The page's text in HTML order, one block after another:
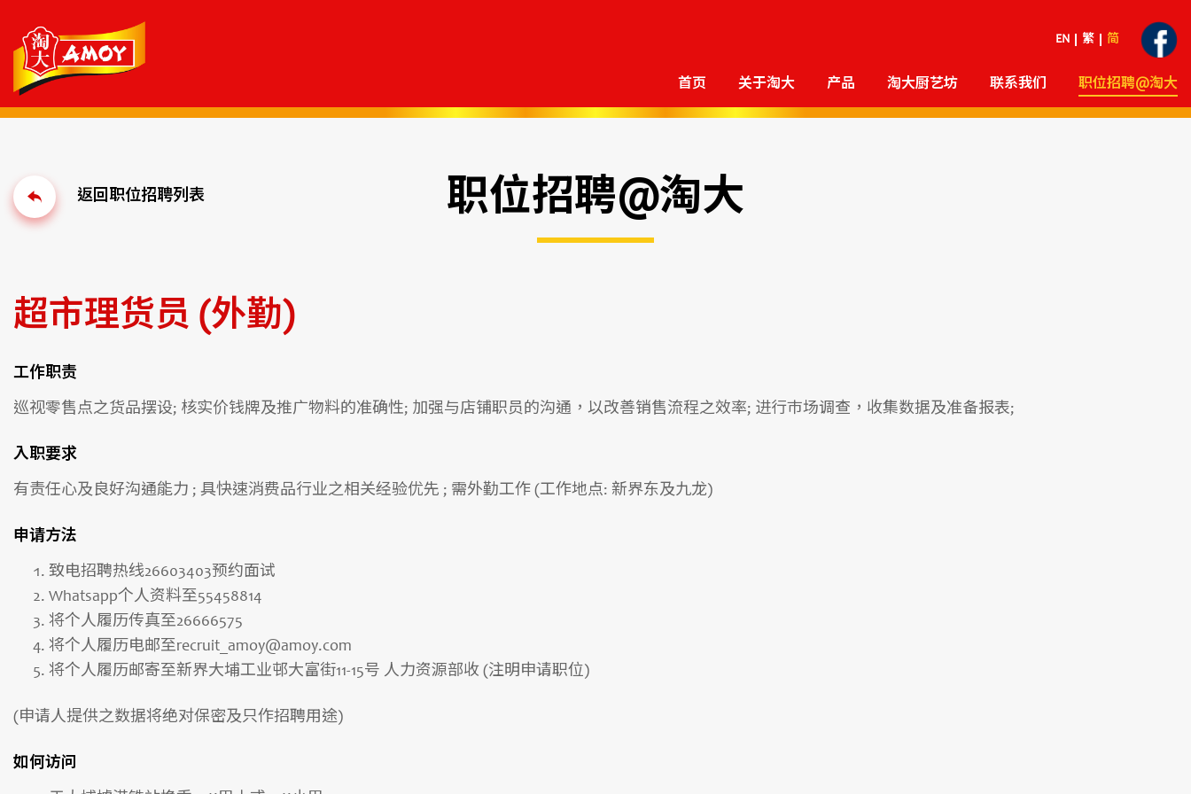
EN 繁 简
首页 关于淘大 产品 淘大厨艺坊 联系我们 职位招聘@淘大
职位招聘@淘大
超市理货员 (外勤)
工作职责
巡视零售点之货品摆设; 核实价钱牌及推广物料的准确性; 加强与店铺职员的沟通，以改善销售流程之效率; 进行巿场调查，收集数据及准备报表;
入职要求
有责任心及良好沟通能力 ; 具快速消费品行业之相关经验优先 ; 需外勤工作 (工作地点: 新界东及九龙)
申请方法
致电招聘热线26603403预约面试
Whatsapp个人资料至55458814
将个人履历传真至26666575
将个人履历电邮至recruit_amoy@amoy.com
将个人履历邮寄至新界大埔工业邨大富街11-15号 人力资源部收 (注明申请职位)
(申请人提供之数据将绝对保密及只作招聘用途)
如何访问